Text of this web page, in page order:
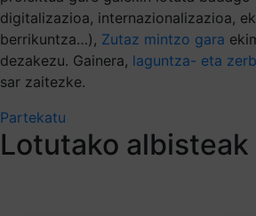
digitalizazioa, internazionalizazioa,
berrikuntza…), Zutaz mintzo gara
dezakezu. Gainera, laguntza- eta
sar zaitezke.
Partekatu
Lotutako albisteak